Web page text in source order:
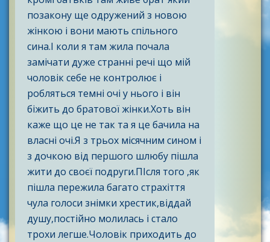
позакону ще одружений з новою
жінкою і вони мають спільного
сина.І коли я там жила почала
замічати дуже странні речі що мій
чоловік себе не контролює і
робляться темні очі у нього і він
біжить до братової жінки.Хоть він
каже що це не так та я це бачила на
власні очі.Я з трьох місячним сином і
з дочкою від першого шлюбу пішла
жити до своєї подруги.ПІсля того ,як
пішла пережила багато страхіття
чула голоси знімки хрестик,віддай
душу,постійно молилась і стало
трохи легше.Чоловік приходить до